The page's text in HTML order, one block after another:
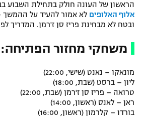
תנאי שימוש
מדיניות פרטיות
תקנון פעילות ספורט 1
רשיון להקרנה פומבית לבית עסק
ספורט אתגרי ואקסטרים
הראשון של העונה חולק בתחילת השבוע
אלוף האלופים לא אמור להעיד על ההמשך
ובטח לא מבחינת פריז סן ז'רמן. המדריך לפתיחת
משחקי מחזור הפתיחה:
מונאקו – נאנט (שישי, 22:00)
ליון – ברסט (שבת, 18:00)
טרואה – פריז סן ז'רמן (שבת, 22:00)
ראן – לאנס (ראשון, 14:00)
בורדו – קלרמון (ראשון, 16:00)